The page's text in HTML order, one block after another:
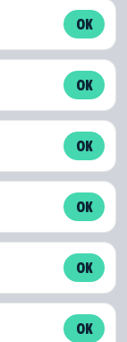
OK
OK
OK
OK
OK
OK